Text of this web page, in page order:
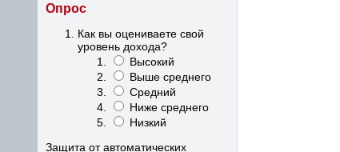
Опрос
Как вы оцениваете свой
уровень дохода?
Высокий
Выше среднего
Средний
Ниже среднего
Низкий
Защита от автоматических